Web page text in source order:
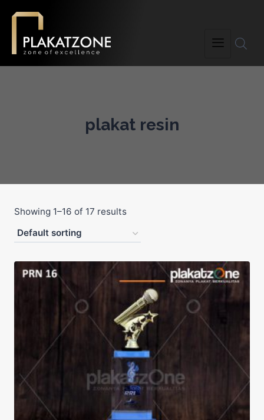
plakat resin
Showing 1–16 of 17 results